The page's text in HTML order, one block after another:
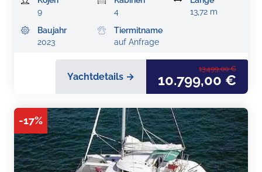
9
4
13,72 m
Baujahr
2023
Tiermitname
auf Anfrage
Yachtdetails →
13.499,00 €
10.799,00 €
-17%